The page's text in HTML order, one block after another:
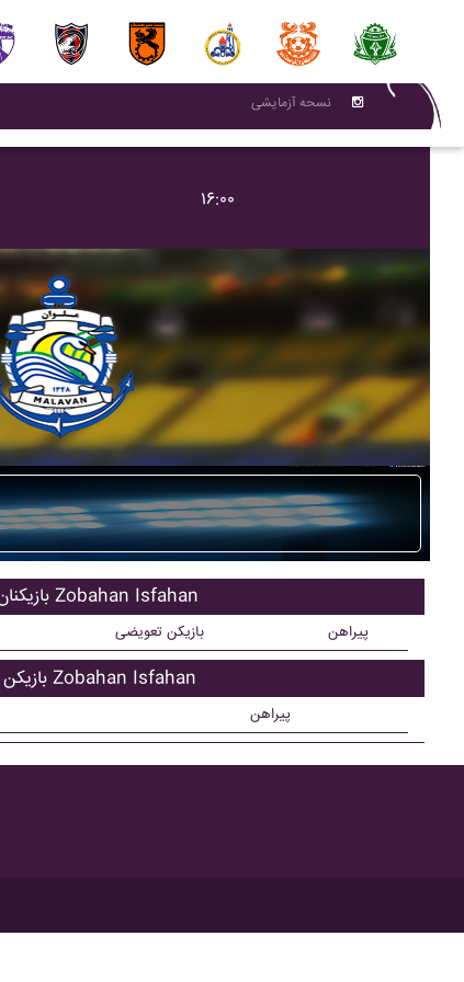
نسحه آزمایشی
۱۶:۰۰
بازیکنان اصلی Zobahan Isfahan
بازیکن تعویضی پیراهن
بازیکن ذحیره Zobahan Isfahan
پیراهن